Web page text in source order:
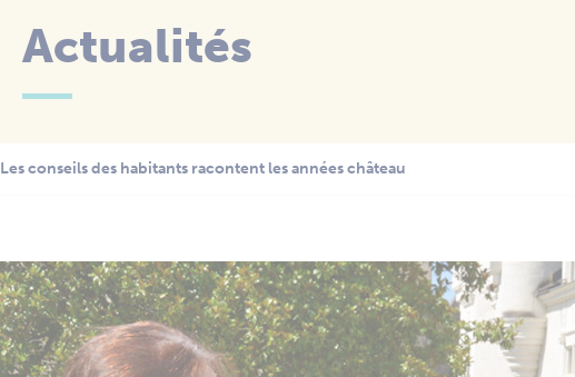
Actualités
Les conseils des habitants racontent les années château